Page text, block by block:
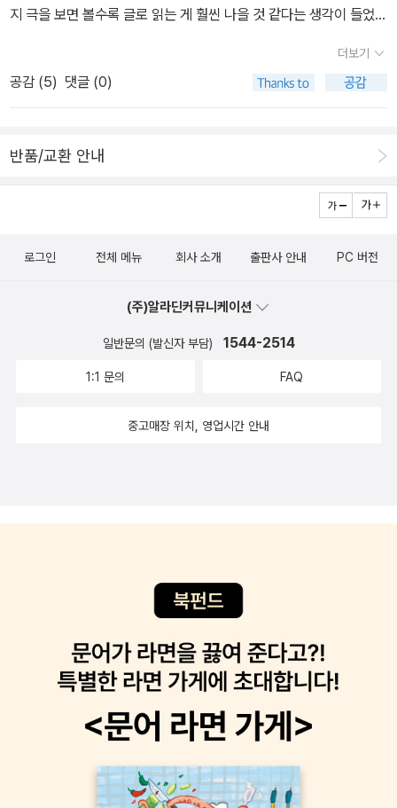
이름의 전차'는 바닥에 내팽겨진 채 신경질적이고 불안한 눈빛을 뿜
난 여전히 매력적이다, 난 순수하다, 난 금욕적이다. 이런 수많은 거짓
으로 치장된 '극락'의 거리에서 블랭취를 꺼낸 것은 순종적인 동생 스
텔라의 애정도 아니고 어두운 조명 탓에 한 눈에 반해 버린 뜨내기 건
구체적으로 말하면 스탠리의 강간이다. 그로 인해 거짓과 현실사이의
아슬아슬한 균형은 깨지고 이것은 블랭취를 화려한 '극락의 거리'가
아닌 비참한 '현실의 거리'로 원상복귀 시킨다. 그녀가 감추고 싶어했
신이 가르치던 제자와의 추문 때문에 극락의 거리로 오게 되었다는
고 결국 미쳐 버린다. 작가가 말하고자 했던 결론이 '극락로'의 '욕망
호'에 모두 들어있다고 말하면 너무 억진가? 작가의 의도를 얼기설기
거리였던 것이다. 과거도 없고 미래도 없으며 그래서 모든 것이 가능
라는 이름의 전차라는 농담같은 대사는 그것이 한낱 블랭취 개인의
지 극을 보면 볼수록 글로 읽는 게 훨씬 나을 것 같다는 생각이 들었
이 유독 눈에 띄었다. B사 스텔라 시중을 드는 것이 기뻐서 그래요,
블랑쉬. 더 가정적인 기분이 되거든요.민음사 스텔라 난 언니 시중을
들고 싶어. 그러면 친정에 있는 기분이야. 이 부분에 유난히 관심이 간
기 때문이다.그래서 해당 부분의 원문을 찾아봤다. Stella I like to w
'home'이 '가정'의 의미로 쓰였을까 '친정'의 뜻으로 쓰였을까.두 의
다.해당 대사를 구글에 검색해 본 결과 해외 사이트에서 이런 글들을
Belle Reve: ⓐ'I like to wait on you, Blanche. It makes it see
m more like home.' AND ⓑ'You never did give me a chance
iet around you.' (출처: https://www.theatrefolk.com/spotlig
'스텔라의 대사 중 두 군데가 벨 리브에서의 과거를 설명해준다. ⓐ
s). 'You never did give me a chance to say much, Blanche.'
Here, readers can assume that Blanche was very controllin
accepted it. In scene five, Stella states her liking of wantin
g on Blanche: 'I like to wait on you, Blanche. It makes it see
m more like home.' Here, it seems as though Stella accepte
d her role as Blanche's 'servant.' She, Stella, probably acce
p://www.enotes.com/homework-help/there-anything-this
더보기
공감 (5) 댓글 (0)
반품/교환 안내
로그인 전체 메뉴 회사 소개 출판사 안내 PC 버전
(주)알라딘커뮤니케이션
일반문의 (발신자 부담) 1544-2514
1:1 문의 FAQ
중고매장 위치, 영업시간 안내